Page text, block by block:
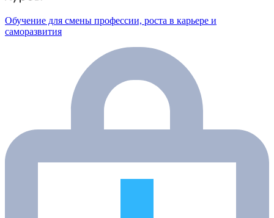
Обучение для смены профессии, роста в карьере и
саморазвития